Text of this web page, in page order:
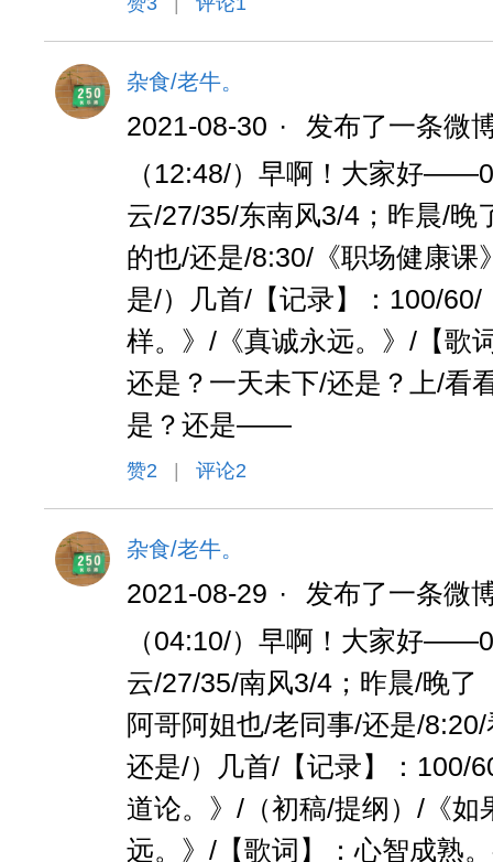
杂食/老牛。
2021-08-30 ·
发布了一条微
（12:48/）早啊！大家好
云/27/35/东南风3/4；昨晨/晚
的也/还是/8:30/《职场健康课
是/）几首/【记录】：100/
样。》/《真诚永远。》/【
还是？一天未下/还是？上/看
是？还是——
赞2 评论2
杂食/老牛。
2021-08-29 ·
发布了一条微
（04:10/）早啊！大家好
云/27/35/南风3/4；昨晨/晚了
阿哥阿姐也/老同事/还是/
还是/）几首/【记录】：100/
道论。》/（初稿/提纲）/《如
远。》/【歌词】：心智成熟